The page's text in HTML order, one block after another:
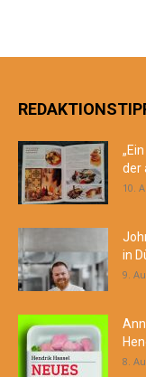
der
10.
in
9.
8.